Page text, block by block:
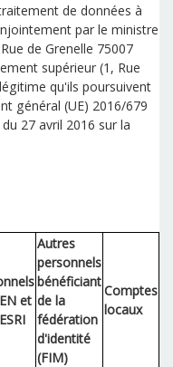
de données à
par le ministre
de Grenelle 75007
supérieur (1, Rue
qu'ils poursuivent
général (UE) 2016/679
27 avril 2016 sur la
et
Autres
personnels
bénéficiant
de la
fédération
d'identité
(FIM)
Comptes
locaux